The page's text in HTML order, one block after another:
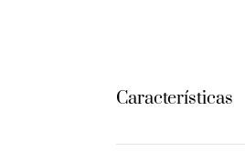
Características